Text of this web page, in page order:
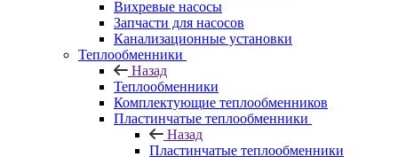
Вихревые насосы
Запчасти для насосов
Канализационные установки
Теплообменники
Назад
Теплообменники
Комплектующие теплообменников
Пластинчатые теплообменники
Назад
Пластинчатые теплообменники